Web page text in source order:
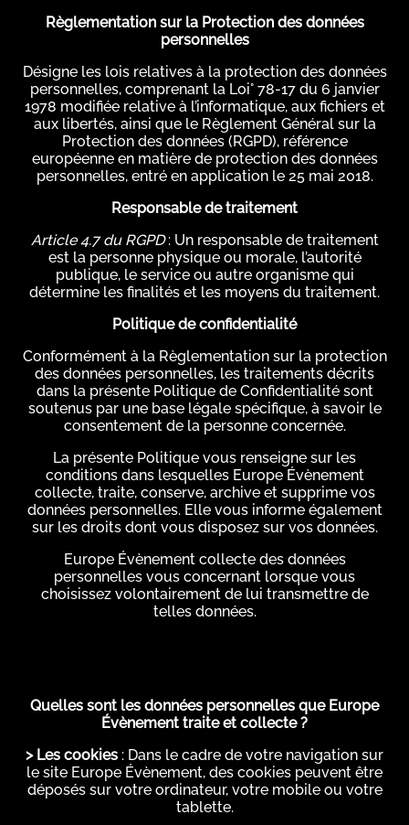
Règlementation sur la Protection des données
personnelles
Désigne les lois relatives à la protection des données
personnelles, comprenant la Loi° 78-17 du 6 janvier
1978 modifiée relative à l’informatique, aux fichiers et
aux libertés, ainsi que le Règlement Général sur la
Protection des données (RGPD), référence
européenne en matière de protection des données
personnelles, entré en application le 25 mai 2018.
Responsable de traitement
Article 4.7 du RGPD: Un responsable de traitement
est la personne physique ou morale, l’autorité
publique, le service ou autre organisme qui
détermine les finalités et les moyens du traitement.
Politique de confidentialité
Conformément à la Règlementation sur la protection
des données personnelles, les traitements décrits
dans la présente Politique de Confidentialité sont
soutenus par une base légale spécifique, à savoir le
consentement de la personne concernée.
La présente Politique vous renseigne sur les
conditions dans lesquelles Europe Évènement
collecte, traite, conserve, archive et supprime vos
données personnelles. Elle vous informe également
sur les droits dont vous disposez sur vos données.
Europe Évènement collecte des données
personnelles vous concernant lorsque vous
choisissez volontairement de lui transmettre de
telles données.
Quelles sont les données personnelles que Europe
Évènement traite et collecte ?
> Les cookies : Dans le cadre de votre navigation sur
le site Europe Évènement, des cookies peuvent être
déposés sur votre ordinateur, votre mobile ou votre
tablette.